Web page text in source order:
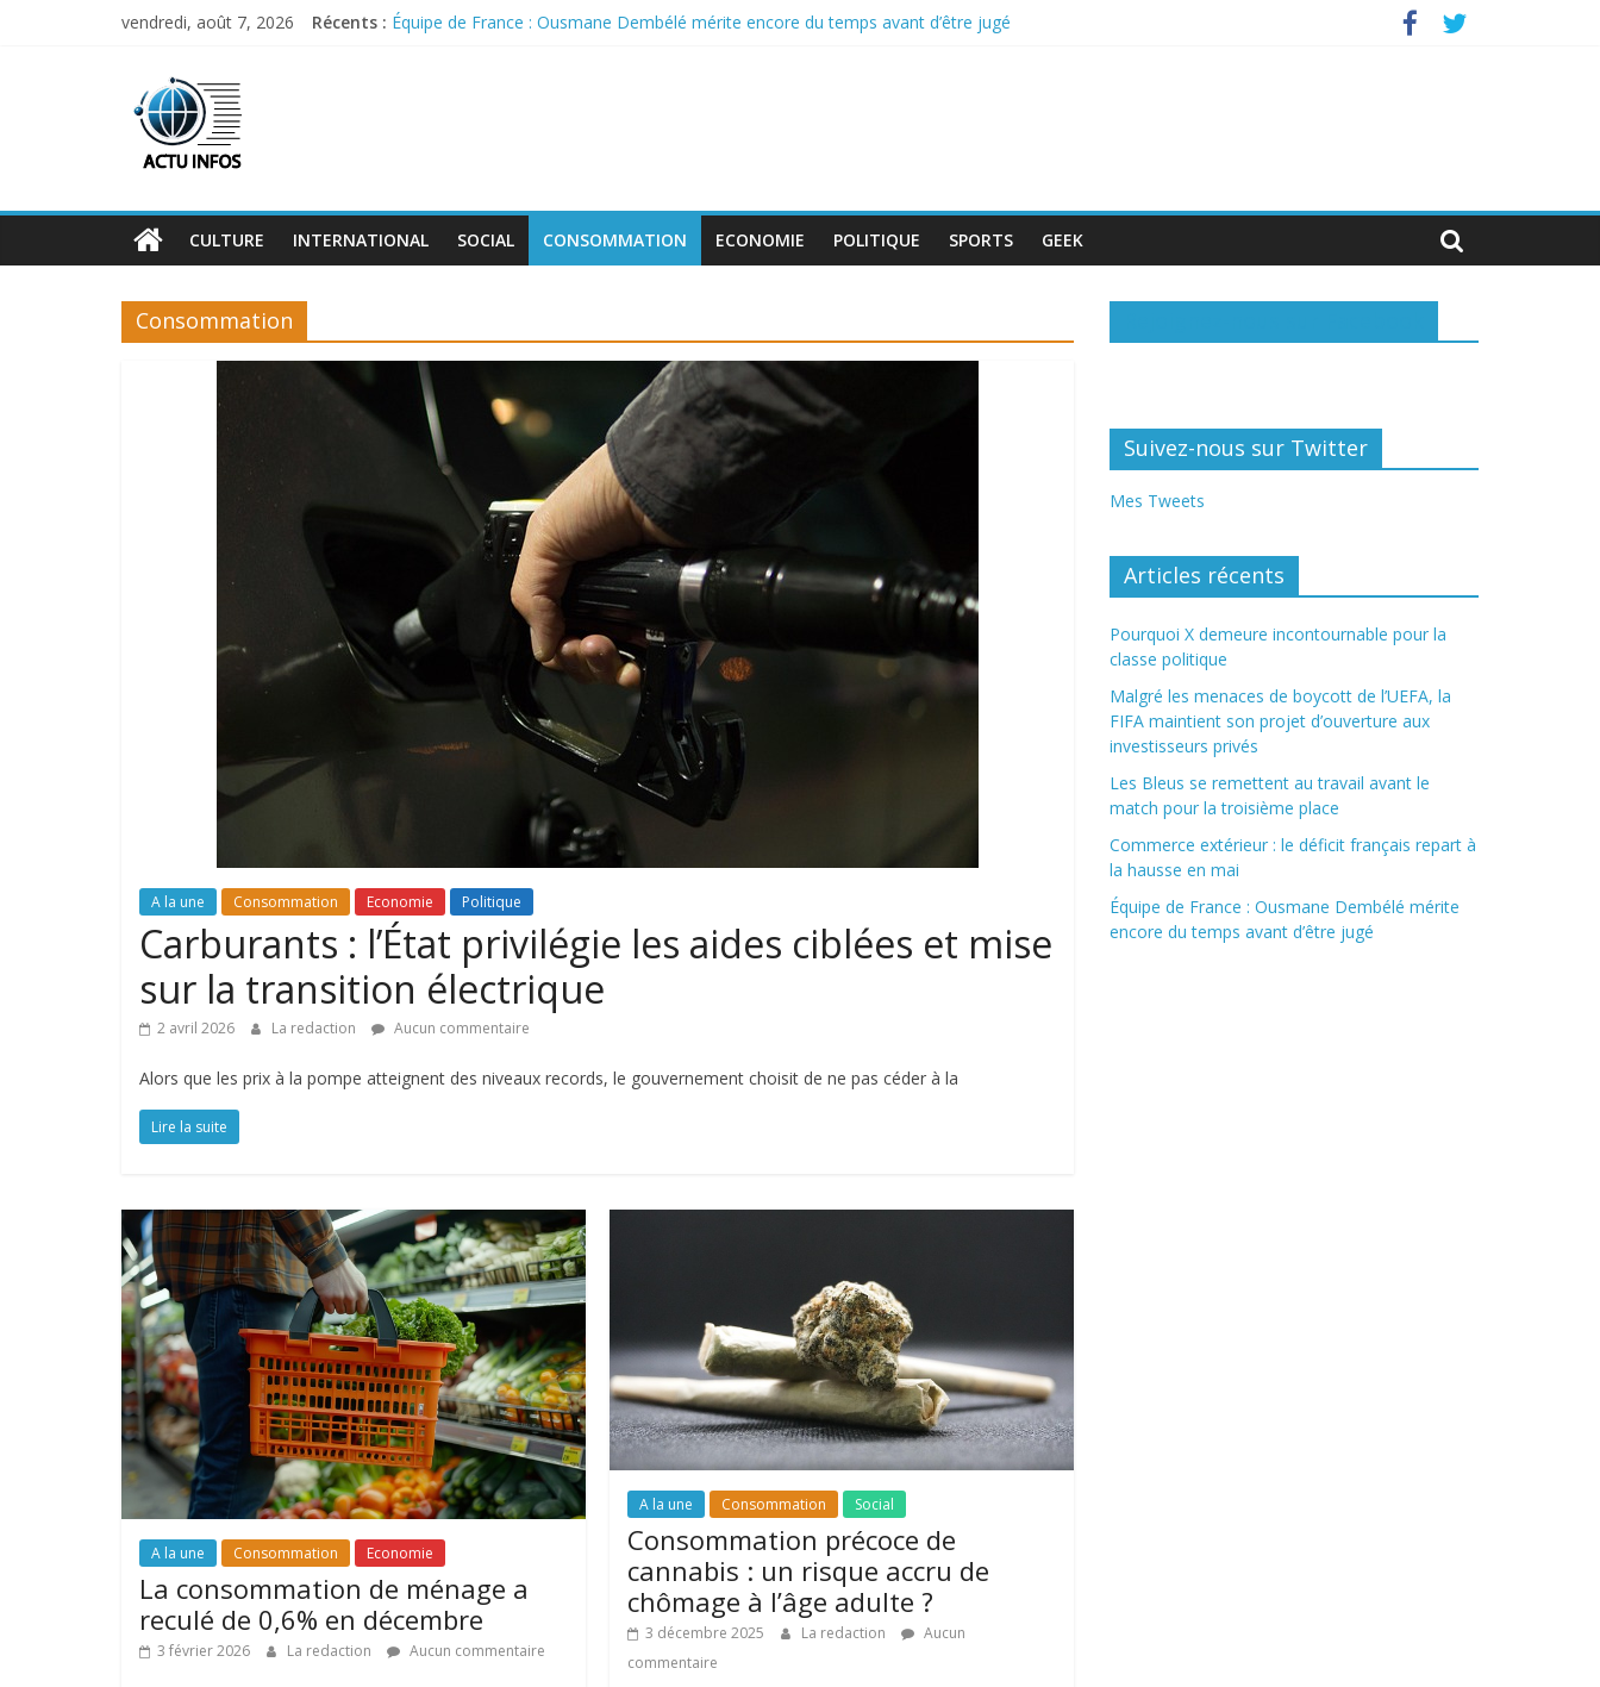
vendredi, août 7, 2026 Récents : Équipe de France : Ousmane Dembélé mérite encore du temps avant d’être jugé
ActuInfos
l'actu,
des
infos
:
CULTURE INTERNATIONAL SOCIAL CONSOMMATION ECONOMIE POLITIQUE SPORTS GEEK
Consommation
A la une Consommation Economie Politique
Carburants : l’État privilégie les aides ciblées et mise
sur la transition électrique
2 avril 2026 La redaction Aucun commentaire
Alors que les prix à la pompe atteignent des niveaux records, le gouvernement choisit de ne pas céder à la
Lire la suite
A la une Consommation Economie
La consommation de ménage a
reculé de 0,6% en décembre
3 février 2026 La redaction Aucun commentaire
A la une Consommation Social
Consommation précoce de
cannabis : un risque accru de
chômage à l’âge adulte ?
3 décembre 2025 La redaction
Aucun
commentaire
Suivez-nous sur Twitter
Mes Tweets
Articles récents
Pourquoi X demeure incontournable pour la
classe politique
Malgré les menaces de boycott de l’UEFA, la
FIFA maintient son projet d’ouverture aux
investisseurs privés
Les Bleus se remettent au travail avant le
match pour la troisième place
Commerce extérieur : le déficit français repart à
la hausse en mai
Équipe de France : Ousmane Dembélé mérite
encore du temps avant d’être jugé